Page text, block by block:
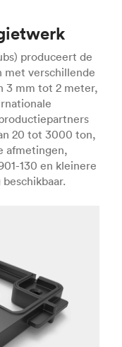
produceert de
met verschillende
3 mm tot 2 meter,
20 tot 3000 ton,
afmetingen,
130 en kleinere